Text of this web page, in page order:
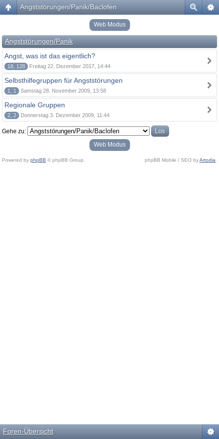
Angststörungen/Panik/Baclofen
Web Modus
Angststörungen/Panik
Angst, was ist das eigentlich?
18, 128 Freitag 22. Dezember 2017, 14:44
Selbsthilfegruppen für Angststörungen
1, 1 Samstag 28. November 2009, 13:58
Regionale Gruppen
2, 2 Donnerstag 3. Dezember 2009, 11:44
Gehe zu:
Web Modus
Powered by phpBB © phpBB Group. phpBB Mobile / SEO byArtodia
Foren-Übersicht